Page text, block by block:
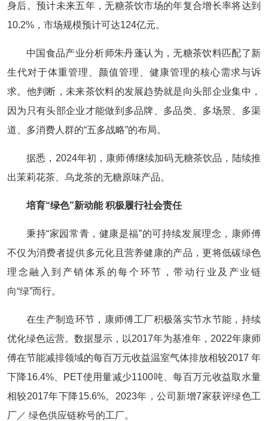
身后。预计未来五年，无糖茶饮市场的年复合增长率将达到
10.2%，市场规模预计可达124亿元。
中国食品产业分析师朱丹蓬认为，无糖茶饮料匹配了新
生代对于体重管理、颜值管理、健康管理的核心需求与诉
求。他判断，未来茶饮料的发展趋势就是向头部企业集中，
因为只有头部企业才能做到多品牌、多品类、多场景、多渠
道、多消费人群的“五多战略”的布局。
据悉，2024年初，康师傅继续加码无糖茶饮品，陆续推
出茉莉花茶、乌龙茶的无糖原味产品。
培育“绿色”新动能 积极履行社会责任
秉持“家园常青，健康是福”的可持续发展理念，康师傅
不仅为消费者提供多元化且营养健康的产品，更将低碳绿色
理念融入到产销体系的每个环节，带动行业及产业链
向“绿”而行。
在生产制造环节，康师傅工厂积极落实节水节能，持续
优化绿色运营。数据显示，以2017年为基准年，2022年康师
傅在节能减排领域的每百万元收益温室气体排放相较2017 年
下降16.4%、PET使用量减少1100吨、每百万元收益取水量
相较2017年下降15.6%。2023年，公司新增7家获评绿色工
厂／ 绿色供应链称号的工厂。